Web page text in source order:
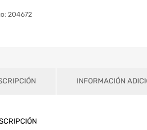
204672
INFORMACIÓN